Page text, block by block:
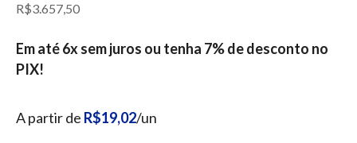
R$3.657,50
Em até 6x sem juros ou tenha 7% de desconto no
PIX!
A partir de R$19,02/un